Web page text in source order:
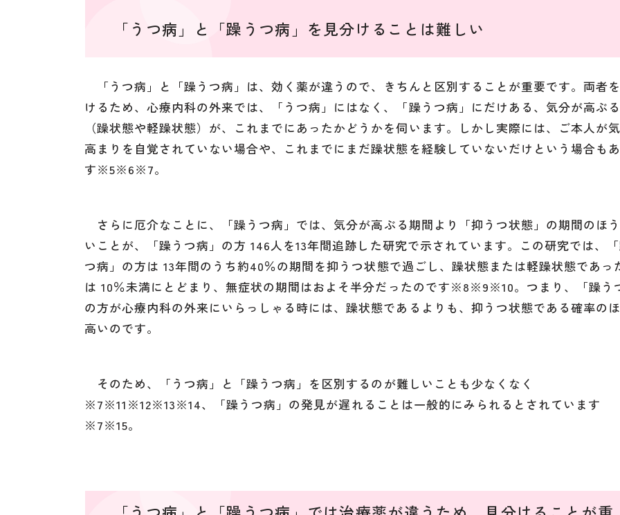
「うつ病」と「躁うつ病」を見分けることは難しい
「うつ病」と「躁うつ病」は、効く薬が違うので、きちんと区別することが重要です。両者
けるため、心療内科の外来では、「うつ病」にはなく、「躁うつ病」にだけある、気分が高ぶ
（躁状態や軽躁状態）が、これまでにあったかどうかを伺います。しかし実際には、ご本人が
高まりを自覚されていない場合や、これまでにまだ躁状態を経験していないだけという場合も
す※5※6※7。
さらに厄介なことに、「躁うつ病」では、気分が高ぶる期間より「抑うつ状態」の期間のほ
いことが、「躁うつ病」の方 146人を13年間追跡した研究で示されています。この研究では、「
つ病」の方は 13年間のうち約40％の期間を抑うつ状態で過ごし、躁状態または軽躁状態であっ
は 10％未満にとどまり、無症状の期間はおよそ半分だったのです※8※9※10。つまり、「躁う
の方が心療内科の外来にいらっしゃる時には、躁状態であるよりも、抑うつ状態である確率の
高いのです。
そのため、「うつ病」と「躁うつ病」を区別するのが難しいことも少なくなく
※7※11※12※13※14、「躁うつ病」の発見が遅れることは一般的にみられるとされています
※7※15。